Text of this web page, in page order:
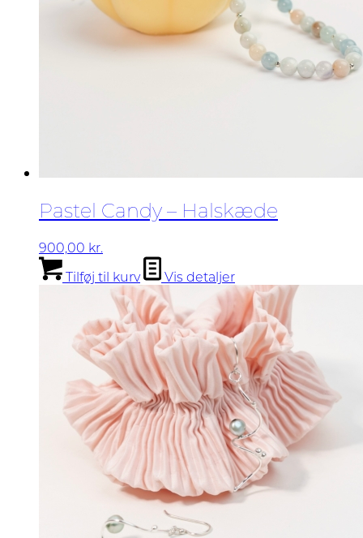
Pastel Candy – Halskæde
900,00 kr.
Tilføj til kurv
Vis detaljer